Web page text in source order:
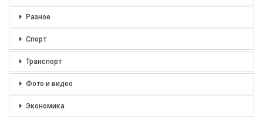
Разное
Спорт
Транспорт
Фото и видео
Экономика